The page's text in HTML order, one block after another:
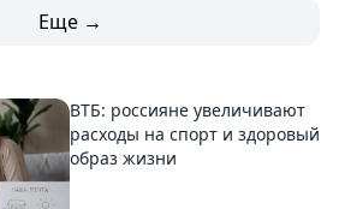
Еще →
ВТБ: россияне увеличивают
расходы на спорт и здоровый
образ жизни